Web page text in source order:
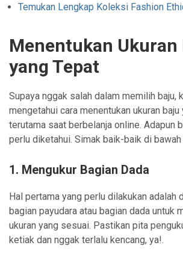
Temukan Lengkap Koleksi Fashion
Menentukan Ukuran
yang Tepat
Supaya nggak salah dalam memilih baju,
mengetahui cara menentukan ukuran baju
terutama saat berbelanja online. Adapun
perlu diketahui. Simak baik-baik di bawah
1. Mengukur Bagian Dada
Hal pertama yang perlu dilakukan adalah
bagian payudara atau bagian dada untuk
ukuran yang sesuai. Pastikan pita
ketiak dan nggak terlalu kencang, ya!.